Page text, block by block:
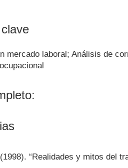
mercado laboral; Análisis de
“Realidades y mitos del